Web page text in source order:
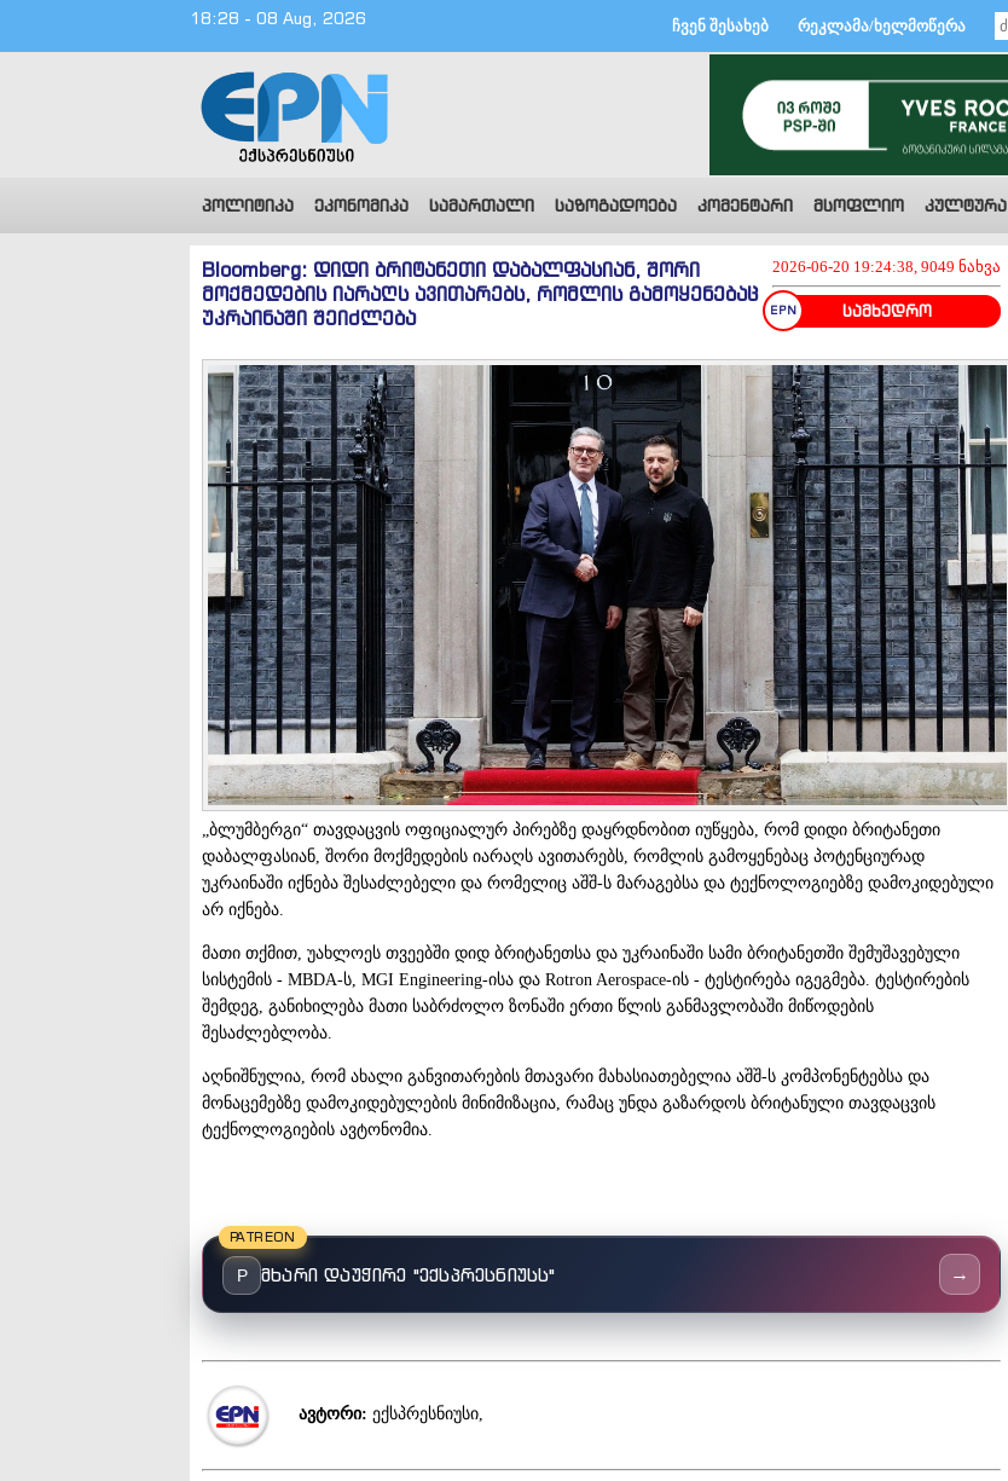
18:28 - 08 Aug, 2026 ჩვენ შესახებ რეკლამა/ხელმოწერა
პოლიტიკა ეკონომიკა სამართალი საზოგადოება კომენტარი მსოფლიო კულტურა
2026-06-20 19:24:38, 9049 ნახვა
სამხედრო
Bloomberg: დიდი ბრიტანეთი დაბალფასიან, შორი
მოქმედების იარაღს ავითარებს, რომლის გამოყენებაც
უკრაინაში შეიძლება
„ბლუმბერგი“ თავდაცვის ოფიციალურ პირებზე დაყრდნობით იუწყება, რომ დიდი ბრიტანეთი
დაბალფასიან, შორი მოქმედების იარაღს ავითარებს, რომლის გამოყენებაც პოტენციურად
უკრაინაში იქნება შესაძლებელი და რომელიც აშშ-ს მარაგებსა და ტექნოლოგიებზე დამოკიდებული
არ იქნება.
მათი თქმით, უახლოეს თვეებში დიდ ბრიტანეთსა და უკრაინაში სამი ბრიტანეთში შემუშავებული
სისტემის - MBDA-ს, MGI Engineering-ისა და Rotron Aerospace-ის - ტესტირება იგეგმება. ტესტირების
შემდეგ, განიხილება მათი საბრძოლო ზონაში ერთი წლის განმავლობაში მიწოდების
შესაძლებლობა.
აღნიშნულია, რომ ახალი განვითარების მთავარი მახასიათებელია აშშ-ს კომპონენტებსა და
მონაცემებზე დამოკიდებულების მინიმიზაცია, რამაც უნდა გაზარდოს ბრიტანული თავდაცვის
ტექნოლოგიების ავტონომია.
PATREON
P მხარი დაუჭირე "ექსპრესნიუსს" →
ავტორი: ექსპრესნიუსი,